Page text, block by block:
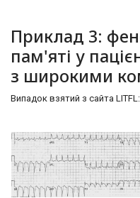
Приклад 3:
пам'яті у
з широкими
Випадок взятий з сайта LITFL: